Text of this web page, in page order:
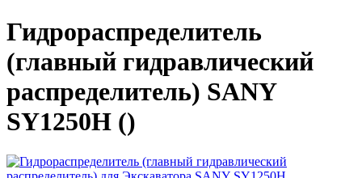
Гидрораспределитель
(главный гидравлический
распределитель) SANY
SY1250H ()